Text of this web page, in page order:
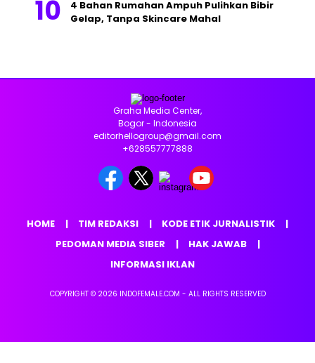
4 Bahan Rumahan Ampuh Pulihkan Bibir
Gelap, Tanpa Skincare Mahal
Graha Media Center,
Bogor - Indonesia
editorhellogroup@gmail.com
+628557777888
HOME TIM REDAKSI
KODE ETIK JURNALISTIK
PEDOMAN MEDIA SIBER
HAK JAWAB
INFORMASI IKLAN
COPYRIGHT © 2026 INDOFEMALE.COM - ALL RIGHTS RESERVED